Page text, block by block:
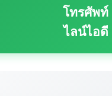
โทรศัพท์
ไลน์ไอดี